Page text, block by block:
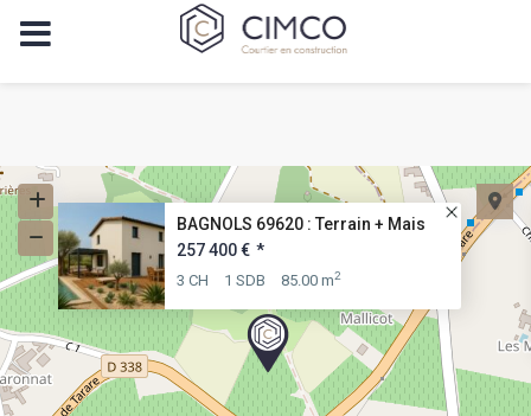
BAGNOLS 69620 : Terrain + Mais
257 400 € *
3 CH 1 SDB 85.00 m2